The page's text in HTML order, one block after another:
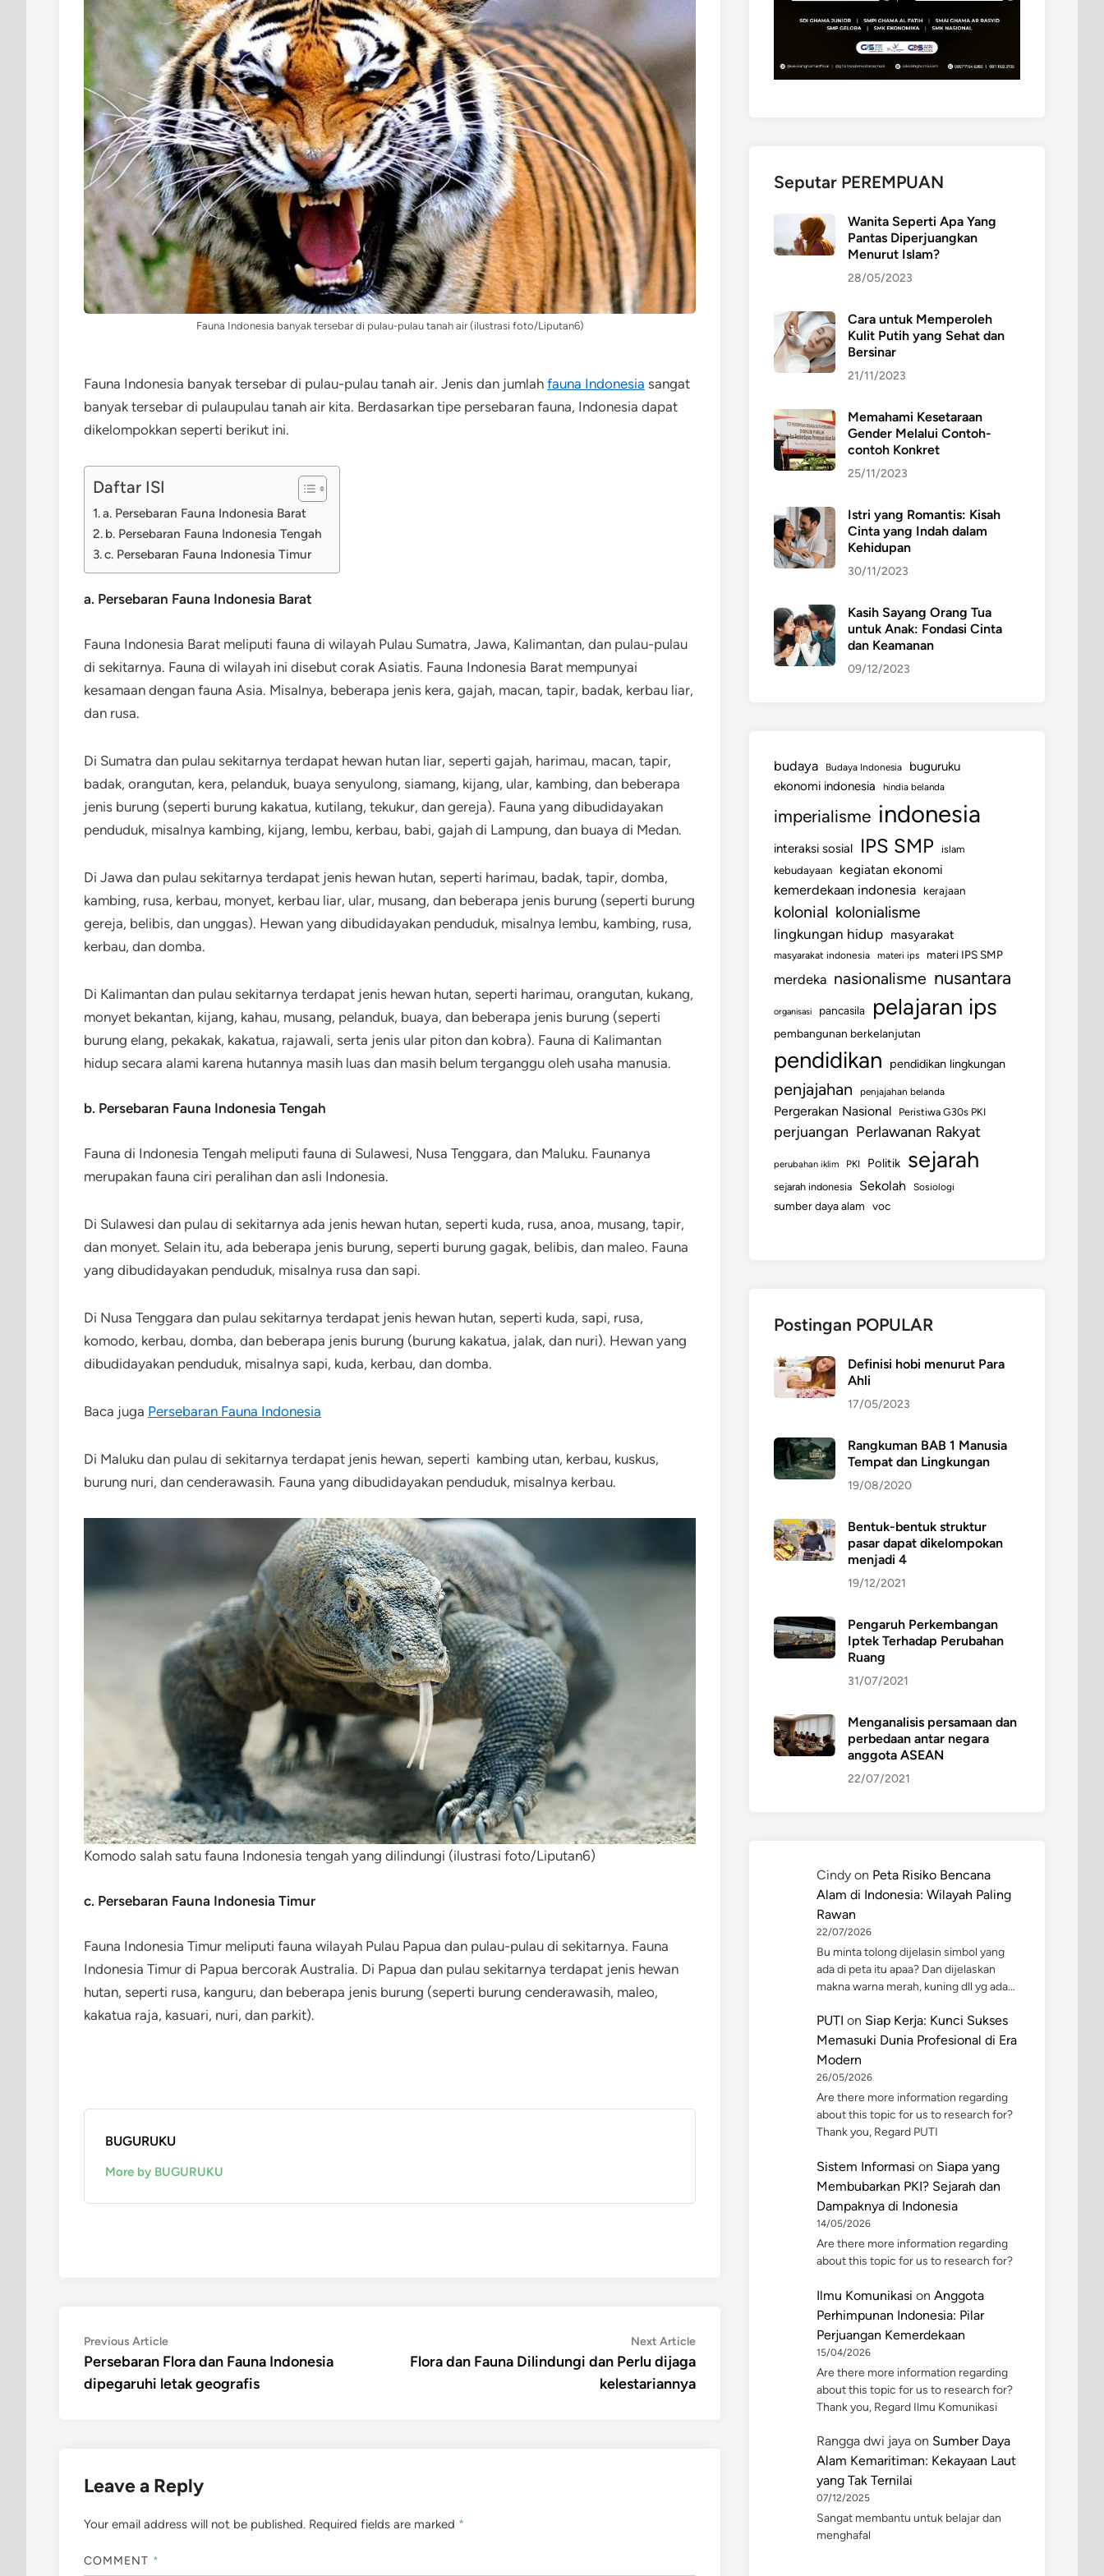
Fauna Indonesia banyak tersebar di pulau-pulau tanah air (ilustrasi foto/Liputan6)
Fauna Indonesia banyak tersebar di pulau-pulau tanah air. Jenis dan jumlah fauna Indonesia sangat
banyak tersebar di pulaupulau tanah air kita. Berdasarkan tipe persebaran fauna, Indonesia dapat
dikelompokkan seperti berikut ini.
Daftar ISI
a. Persebaran Fauna Indonesia Barat
b. Persebaran Fauna Indonesia Tengah
c. Persebaran Fauna Indonesia Timur
a. Persebaran Fauna Indonesia Barat
Fauna Indonesia Barat meliputi fauna di wilayah Pulau Sumatra, Jawa, Kalimantan, dan pulau-pulau
di sekitarnya. Fauna di wilayah ini disebut corak Asiatis. Fauna Indonesia Barat mempunyai
kesamaan dengan fauna Asia. Misalnya, beberapa jenis kera, gajah, macan, tapir, badak, kerbau liar,
dan rusa.
Di Sumatra dan pulau sekitarnya terdapat hewan hutan liar, seperti gajah, harimau, macan, tapir,
badak, orangutan, kera, pelanduk, buaya senyulong, siamang, kijang, ular, kambing, dan beberapa
jenis burung (seperti burung kakatua, kutilang, tekukur, dan gereja). Fauna yang dibudidayakan
penduduk, misalnya kambing, kijang, lembu, kerbau, babi, gajah di Lampung, dan buaya di Medan.
Di Jawa dan pulau sekitarnya terdapat jenis hewan hutan, seperti harimau, badak, tapir, domba,
kambing, rusa, kerbau, monyet, kerbau liar, ular, musang, dan beberapa jenis burung (seperti burung
gereja, belibis, dan unggas). Hewan yang dibudidayakan penduduk, misalnya lembu, kambing, rusa,
kerbau, dan domba.
Di Kalimantan dan pulau sekitarnya terdapat jenis hewan hutan, seperti harimau, orangutan, kukang,
monyet bekantan, kijang, kahau, musang, pelanduk, buaya, dan beberapa jenis burung (seperti
burung elang, pekakak, kakatua, rajawali, serta jenis ular piton dan kobra). Fauna di Kalimantan
hidup secara alami karena hutannya masih luas dan masih belum terganggu oleh usaha manusia.
b. Persebaran Fauna Indonesia Tengah
Fauna di Indonesia Tengah meliputi fauna di Sulawesi, Nusa Tenggara, dan Maluku. Faunanya
merupakan fauna ciri peralihan dan asli Indonesia.
Di Sulawesi dan pulau di sekitarnya ada jenis hewan hutan, seperti kuda, rusa, anoa, musang, tapir,
dan monyet. Selain itu, ada beberapa jenis burung, seperti burung gagak, belibis, dan maleo. Fauna
yang dibudidayakan penduduk, misalnya rusa dan sapi.
Di Nusa Tenggara dan pulau sekitarnya terdapat jenis hewan hutan, seperti kuda, sapi, rusa,
komodo, kerbau, domba, dan beberapa jenis burung (burung kakatua, jalak, dan nuri). Hewan yang
dibudidayakan penduduk, misalnya sapi, kuda, kerbau, dan domba.
Baca juga Persebaran Fauna Indonesia
Di Maluku dan pulau di sekitarnya terdapat jenis hewan, seperti kambing utan, kerbau, kuskus,
burung nuri, dan cenderawasih. Fauna yang dibudidayakan penduduk, misalnya kerbau.
Komodo salah satu fauna Indonesia tengah yang dilindungi (ilustrasi foto/Liputan6)
c. Persebaran Fauna Indonesia Timur
Fauna Indonesia Timur meliputi fauna wilayah Pulau Papua dan pulau-pulau di sekitarnya. Fauna
Indonesia Timur di Papua bercorak Australia. Di Papua dan pulau sekitarnya terdapat jenis hewan
hutan, seperti rusa, kanguru, dan beberapa jenis burung (seperti burung cenderawasih, maleo,
kakatua raja, kasuari, nuri, dan parkit).
BUGURUKU
More by BUGURUKU
Post
navigation
Previous ArticlePrevious
article:
Persebaran Flora dan Fauna Indonesia
dipegaruhi letak geografis
Next ArticleNext
article:
Flora dan Fauna Dilindungi dan Perlu dijaga
kelestariannya
Leave a Reply
Your email address will not be published. Required fields are marked *
COMMENT *
Seputar PEREMPUAN
Wanita Seperti Apa Yang
Pantas Diperjuangkan
Menurut Islam?
28/05/2023
Cara untuk Memperoleh
Kulit Putih yang Sehat dan
Bersinar
21/11/2023
Memahami Kesetaraan
Gender Melalui Contoh-
contoh Konkret
25/11/2023
Istri yang Romantis: Kisah
Cinta yang Indah dalam
Kehidupan
30/11/2023
Kasih Sayang Orang Tua
untuk Anak: Fondasi Cinta
dan Keamanan
09/12/2023
budaya Budaya Indonesia
buguruku
ekonomi indonesia
hindia belanda
imperialisme indonesia
interaksi sosial IPS SMP
islam
kebudayaan
kegiatan ekonomi
kemerdekaan indonesia kerajaan
kolonial kolonialisme
lingkungan hidup masyarakat
masyarakat indonesia materi ips materi IPS SMP
merdeka nasionalisme nusantara
organisasi pancasila pelajaran ips
pembangunan berkelanjutan
pendidikan pendidikan lingkungan
penjajahan penjajahan belanda
Pergerakan Nasional Peristiwa G30s PKI
perjuangan Perlawanan Rakyat
perubahan iklim PKI Politik sejarah
sejarah indonesia Sekolah Sosiologi
sumber daya alam voc
Postingan POPULAR
Definisi hobi menurut Para
Ahli
17/05/2023
Rangkuman BAB 1 Manusia
Tempat dan Lingkungan
19/08/2020
Bentuk-bentuk struktur
pasar dapat dikelompokan
menjadi 4
19/12/2021
Pengaruh Perkembangan
Iptek Terhadap Perubahan
Ruang
31/07/2021
Menganalisis persamaan dan
perbedaan antar negara
anggota ASEAN
22/07/2021
Cindy on Peta Risiko Bencana
Alam di Indonesia: Wilayah Paling
Rawan
22/07/2026
Bu minta tolong dijelasin simbol yang
ada di peta itu apaa? Dan dijelaskan
makna warna merah, kuning dll yg ada…
PUTI on Siap Kerja: Kunci Sukses
Memasuki Dunia Profesional di Era
Modern
26/05/2026
Are there more information regarding
about this topic for us to research for?
Thank you, Regard PUTI
Sistem Informasi on Siapa yang
Membubarkan PKI? Sejarah dan
Dampaknya di Indonesia
14/05/2026
Are there more information regarding
about this topic for us to research for?
Ilmu Komunikasi on Anggota
Perhimpunan Indonesia: Pilar
Perjuangan Kemerdekaan
15/04/2026
Are there more information regarding
about this topic for us to research for?
Thank you, Regard Ilmu Komunikasi
Rangga dwi jaya on Sumber Daya
Alam Kemaritiman: Kekayaan Laut
yang Tak Ternilai
07/12/2025
Sangat membantu untuk belajar dan
menghafal